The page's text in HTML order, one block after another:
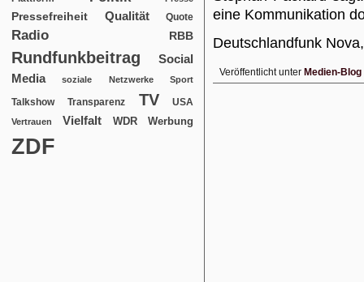
Pressefreiheit Qualität Quote
Radio RBB
Rundfunkbeitrag
Social
Media
soziale Netzwerke Sport
Talkshow Transparenz TV USA
Vertrauen Vielfalt WDR Werbung
ZDF
eine Kommunikation
Deutschlandfunk
Veröffentlicht unter Medien-Blog